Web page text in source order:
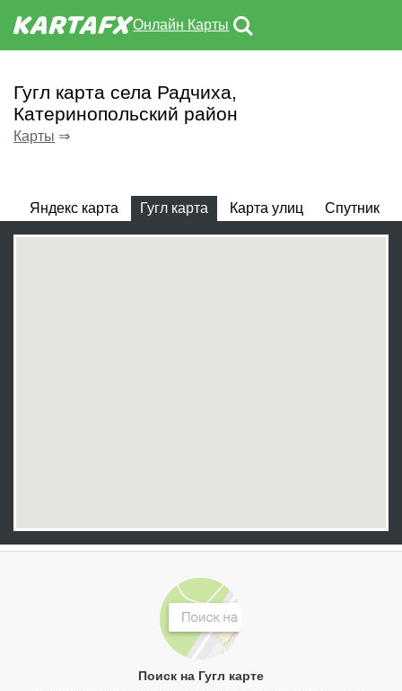
Онлайн Карты
Гугл карта села Радчиха,
Катеринопольский район
Карты ⇒
Яндекс карта Гугл карта Карта улиц Спутник
Поиск на Гугл карте